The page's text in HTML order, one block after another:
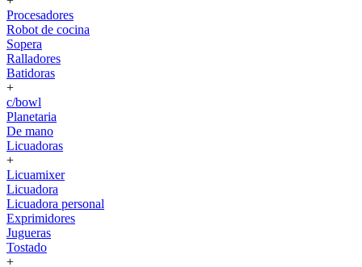
Procesadores
Robot de cocina
Sopera
Ralladores
Batidoras
+
c/bowl
Planetaria
De mano
Licuadoras
+
Licuamixer
Licuadora
Licuadora personal
Exprimidores
Jugueras
Tostado
+